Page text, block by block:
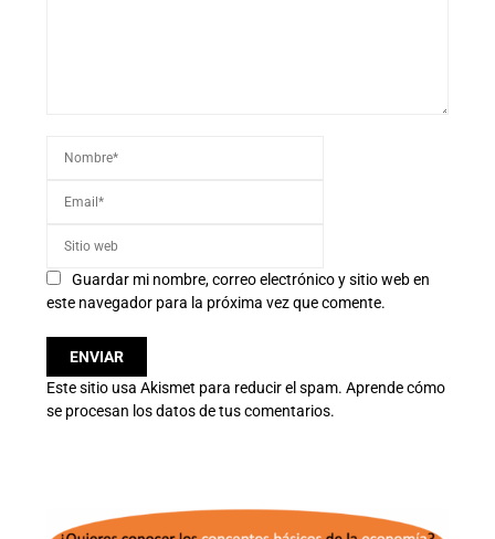
Guardar mi nombre, correo electrónico y sitio web en
este navegador para la próxima vez que comente.
Este sitio usa Akismet para reducir el spam. Aprende cómo
se procesan los datos de tus comentarios.